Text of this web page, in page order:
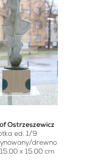
Ostrzeszewicz
ed. 1/9
drewno
x 15.00 cm